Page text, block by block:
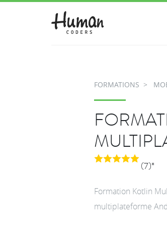
FORMATIONS
(7)*
Formation Kotlin
multiplateforme